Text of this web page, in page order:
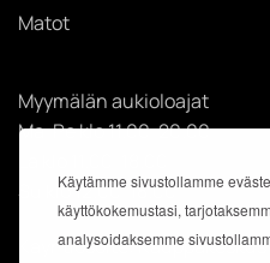
Käytämme sivustollamme
käyttökokemustasi,
analysoidaksemme
Matot
Myymälän aukioloajat
Ma-Pe klo 11.00-20.00
Su klo 12.00-18.00
Käyntiosoite: